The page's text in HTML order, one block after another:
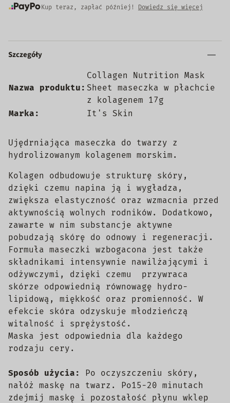
Kup teraz, zapłać później! Dowiedz się więcej
Szczegóły
Nazwa produktu:
Collagen Nutrition Mask
Sheet maseczka w płachcie
z kolagenem 17g
Marka:
It's Skin
Ujędrniająca maseczka do twarzy z
hydrolizowanym kolagenem morskim.
Kolagen odbudowuje strukturę skóry,
dzięki czemu napina ją i wygładza,
zwiększa elastyczność oraz wzmacnia przed
aktywnością wolnych rodników. Dodatkowo,
zawarte w nim substancje aktywne
pobudzają skórę do odnowy i regeneracji.
Formuła maseczki wzbogacona jest także
składnikami intensywnie nawilżającymi i
odżywczymi, dzięki czemu przywraca
skórze odpowiednią równowagę hydro-
lipidową, miękkość oraz promienność. W
efekcie skóra odzyskuje młodzieńczą
witalność i sprężystość.
Maska jest odpowiednia dla każdego
rodzaju cery.
Sposób użycia: Po oczyszczeniu skóry,
nałóż maskę na twarz. Po15-20 minutach
zdejmij maskę i pozostałość płynu wklep